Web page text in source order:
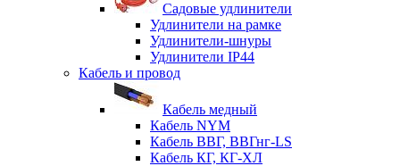
Садовые удлинители
Удлинители на рамке
Удлинители-шнуры
Удлинители IP44
Кабель и провод
Кабель медный
Кабель NYM
Кабель ВВГ, ВВГнг-LS
Кабель КГ, КГ-ХЛ